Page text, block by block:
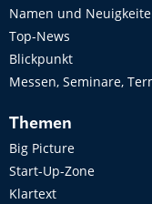
Namen und
Top-News
Blickpunkt
Messen, Seminare,
Themen
Big Picture
Start-Up-Zone
Klartext